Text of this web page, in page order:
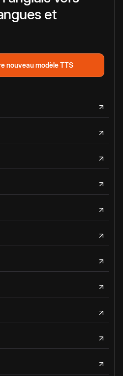
et
nouveau modèle TTS